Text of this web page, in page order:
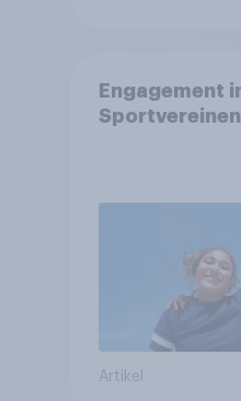
Engagement
Sportvereinen
Artikel